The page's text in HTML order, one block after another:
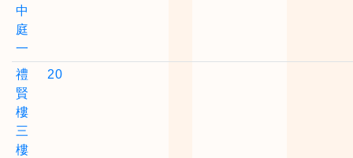
中
庭
一
禮
賢
樓
三
樓
20